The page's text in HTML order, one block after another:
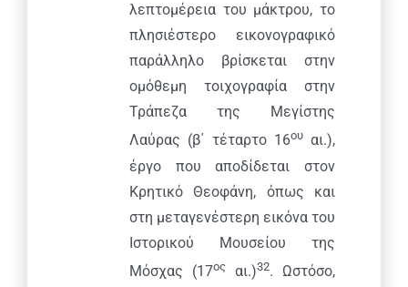
λεπτομέρεια του μάκτρου, το
πλησιέστερο εικονογραφικό
παράλληλο βρίσκεται στην
ομόθεμη τοιχογραφία στην
Τράπεζα της Μεγίστης
Λαύρας (β΄ τέταρτο 16ουαι.),
έργο που αποδίδεται στον
Κρητικό Θεοφάνη, όπως και
στη μεταγενέστερη εικόνα του
Ιστορικού Μουσείου της
Μόσχας (17ος αι.)32. Ωστόσο,